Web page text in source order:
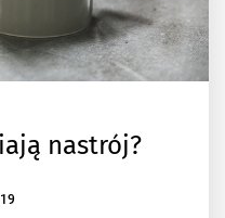
nastrój?